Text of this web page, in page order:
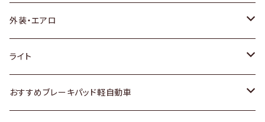
トヨタ
ホンダ
スズキ
外装・エアロ
トヨタ
ホンダ
ライト
トヨタ
おすすめブレーキパッド軽自動車